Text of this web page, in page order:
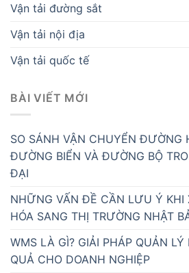
Vận tải đường sắt
Vận tải nội địa
Vận tải quốc tế
BÀI VIẾT MỚI
SO SÁNH VẬN CHUYỂN ĐƯỜNG
ĐƯỜNG BIỂN VÀ ĐƯỜNG BỘ
ĐẠI
NHỮNG VẤN ĐỀ CẦN LƯU Ý KHI
HÓA SANG THỊ TRƯỜNG NHẬT
WMS LÀ GÌ? GIẢI PHÁP QUẢN LÝ
QUẢ CHO DOANH NGHIỆP